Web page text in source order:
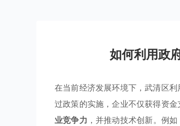
如何利用政
在当前经济发展环境下，武清区利
过政策的实施，企业不仅获得资
业竞争力 ，并推动技术创新。例